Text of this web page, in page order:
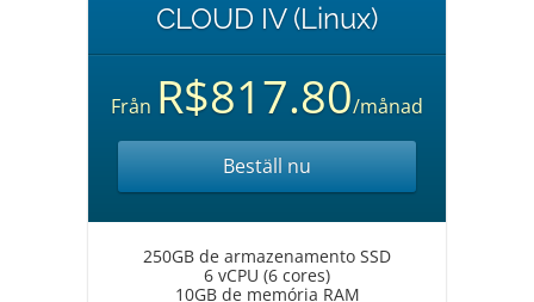
CLOUD IV (Linux)
Från R$817.80/månad
Beställ nu
250GB de armazenamento SSD
6 vCPU (6 cores)
10GB de memória RAM